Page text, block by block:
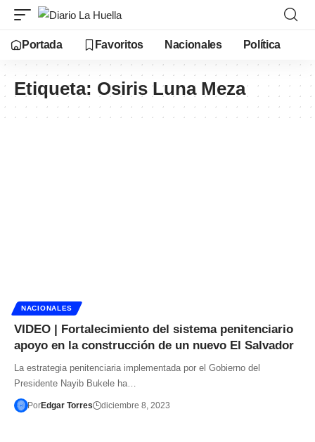
Portada Favoritos Nacionales Política
Etiqueta: Osiris Luna Meza
NACIONALES
VIDEO | Fortalecimiento del sistema penitenciario
apoyo en la construcción de un nuevo El Salvador
La estrategia penitenciaria implementada por el Gobierno del
Presidente Nayib Bukele ha…
PorEdgar Torres diciembre 8, 2023